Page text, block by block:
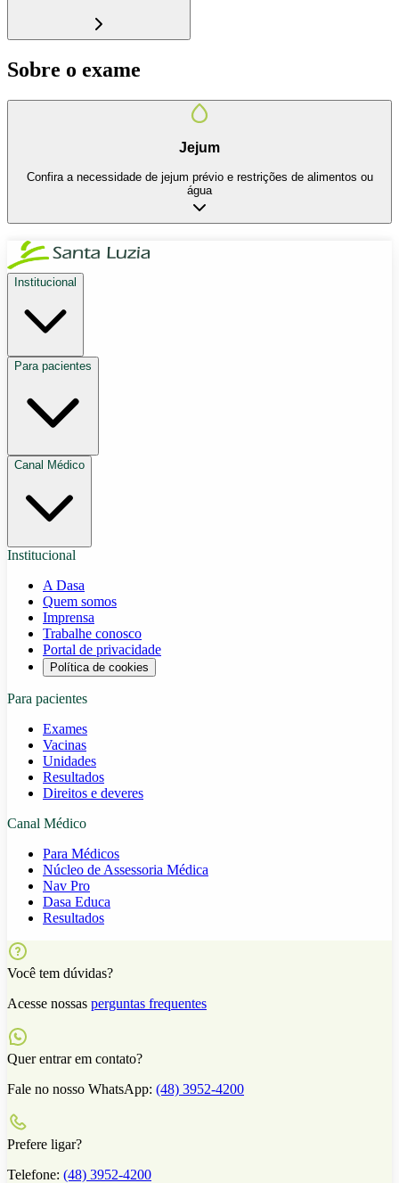
Sobre o exame
Jejum
Confira a necessidade de jejum prévio e restrições de alimentos ou
água
Institucional
Para pacientes
Canal Médico
Institucional
A Dasa
Quem somos
Imprensa
Trabalhe conosco
Portal de privacidade
Política de cookies
Para pacientes
Exames
Vacinas
Unidades
Resultados
Direitos e deveres
Canal Médico
Para Médicos
Núcleo de Assessoria Médica
Nav Pro
Dasa Educa
Resultados
Você tem dúvidas?
Acesse nossas perguntas frequentes
Quer entrar em contato?
Fale no nosso WhatsApp: (48) 3952-4200
Prefere ligar?
Telefone: (48) 3952-4200